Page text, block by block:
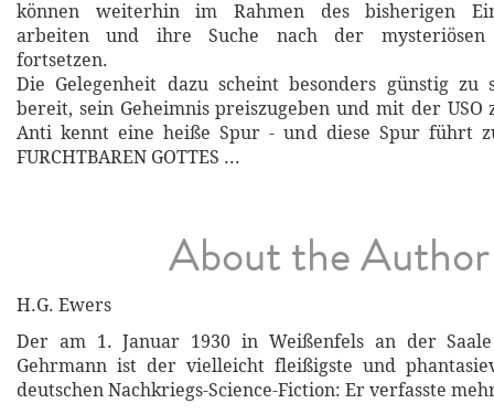
können weiterhin im Rahmen des bisherigen
arbeiten und ihre Suche nach der mysteriösen
fortsetzen.
Die Gelegenheit dazu scheint besonders günstig
bereit, sein Geheimnis preiszugeben und mit der
Anti kennt eine heiße Spur - und diese Spur führt
FURCHTBAREN GOTTES ...
About the Author
H.G. Ewers
Der am 1. Januar 1930 in Weißenfels an der
Gehrmann ist der vielleicht fleißigste und
deutschen Nachkriegs-Science-Fiction: Er verfasste